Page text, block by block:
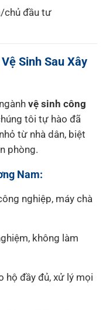
chủ đầu tư
Sinh Sau Xây
vệ sinh công
tôi tự hào đã
từ nhà dân, biệt
phòng.
Nam:
nghiệp, máy chà
không làm
hộ đầy đủ, xử lý mọi